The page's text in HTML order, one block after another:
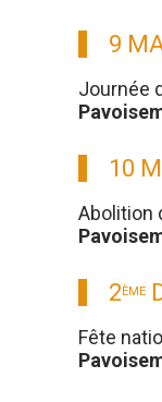
9
Journée
10
Abolition
2ÈME
Fête